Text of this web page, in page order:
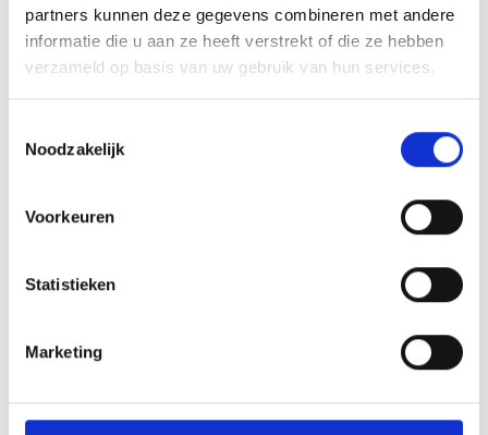
partners kunnen deze gegevens combineren met andere
informatie die u aan ze heeft verstrekt of die ze hebben
verzameld op basis van uw gebruik van hun services.
Noodzakelijk
Voorkeuren
Statistieken
Marketing
CONTACTGEVENS
LOCATIES